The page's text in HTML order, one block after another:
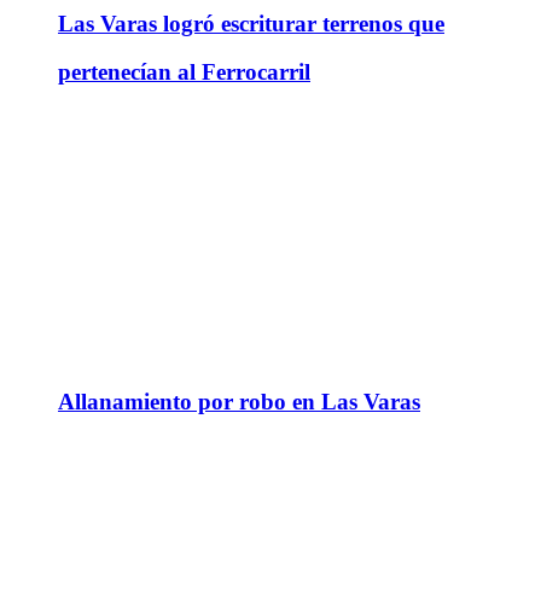
Las Varas logró escriturar terrenos que
pertenecían al Ferrocarril
Allanamiento por robo en Las Varas